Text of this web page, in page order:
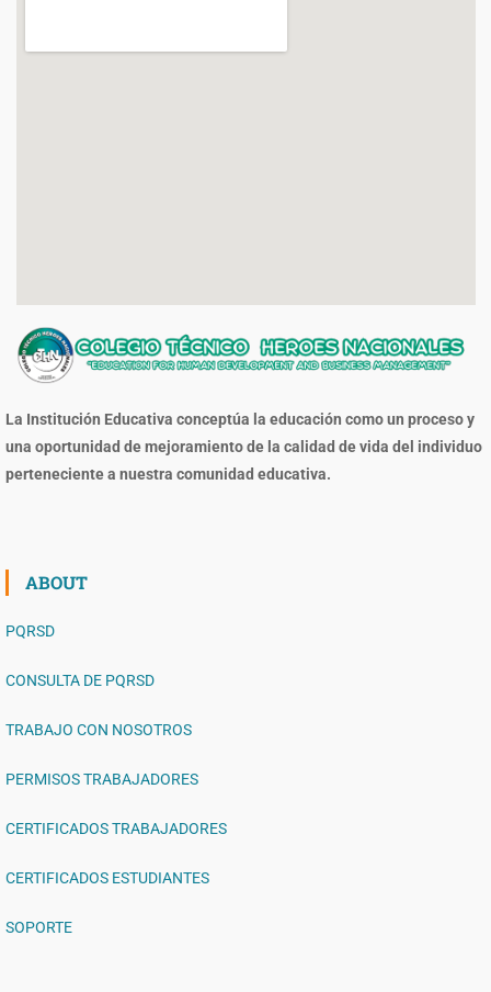
La Institución Educativa conceptúa la educación como un proceso y
una oportunidad de mejoramiento de la calidad de vida del individuo
perteneciente a nuestra comunidad educativa.
ABOUT
PQRSD
CONSULTA DE PQRSD
TRABAJO CON NOSOTROS
PERMISOS TRABAJADORES
CERTIFICADOS TRABAJADORES
CERTIFICADOS ESTUDIANTES
SOPORTE